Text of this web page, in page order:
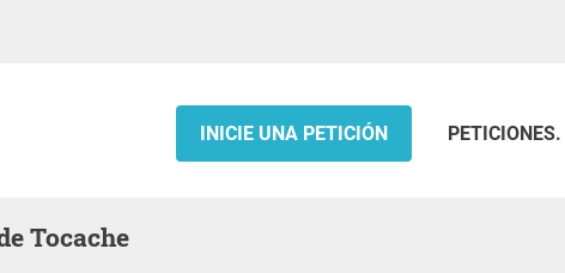
INICIE UNA PETICIÓN PETICIONES.
Tocache